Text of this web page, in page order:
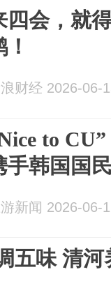
四会，就
财经 2026-06-
to
手韩国国
游新闻 2026-06-
五味 清河